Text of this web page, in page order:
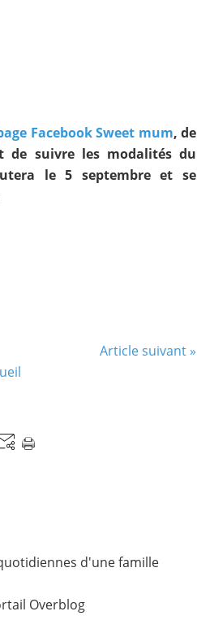
Facebook Sweet mum, de
de suivre les modalités du
le 5 septembre et se
Article suivant »
d'une famille
Overblog